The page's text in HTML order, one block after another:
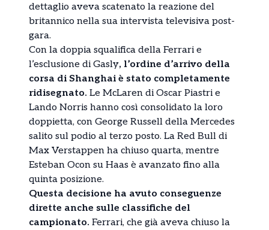
dettaglio aveva scatenato la reazione del
britannico nella sua intervista televisiva post-
gara.
Con la doppia squalifica della Ferrari e
l’esclusione di Gasly, l’ordine d’arrivo della
corsa di Shanghai è stato completamente
ridisegnato. Le McLaren di Oscar Piastri e
Lando Norris hanno così consolidato la loro
doppietta, con George Russell della Mercedes
salito sul podio al terzo posto. La Red Bull di
Max Verstappen ha chiuso quarta, mentre
Esteban Ocon su Haas è avanzato fino alla
quinta posizione.
Questa decisione ha avuto conseguenze
dirette anche sulle classifiche del
campionato. Ferrari, che già aveva chiuso la